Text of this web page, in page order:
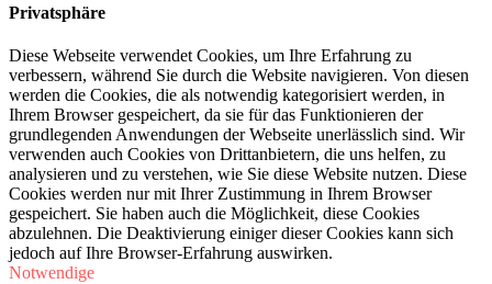
Privatsphäre
Diese Webseite verwendet Cookies, um Ihre Erfahrung zu
verbessern, während Sie durch die Website navigieren. Von diesen
werden die Cookies, die als notwendig kategorisiert werden, in
Ihrem Browser gespeichert, da sie für das Funktionieren der
grundlegenden Anwendungen der Webseite unerlässlich sind. Wir
verwenden auch Cookies von Drittanbietern, die uns helfen, zu
analysieren und zu verstehen, wie Sie diese Website nutzen. Diese
Cookies werden nur mit Ihrer Zustimmung in Ihrem Browser
gespeichert. Sie haben auch die Möglichkeit, diese Cookies
abzulehnen. Die Deaktivierung einiger dieser Cookies kann sich
jedoch auf Ihre Browser-Erfahrung auswirken.
Notwendige